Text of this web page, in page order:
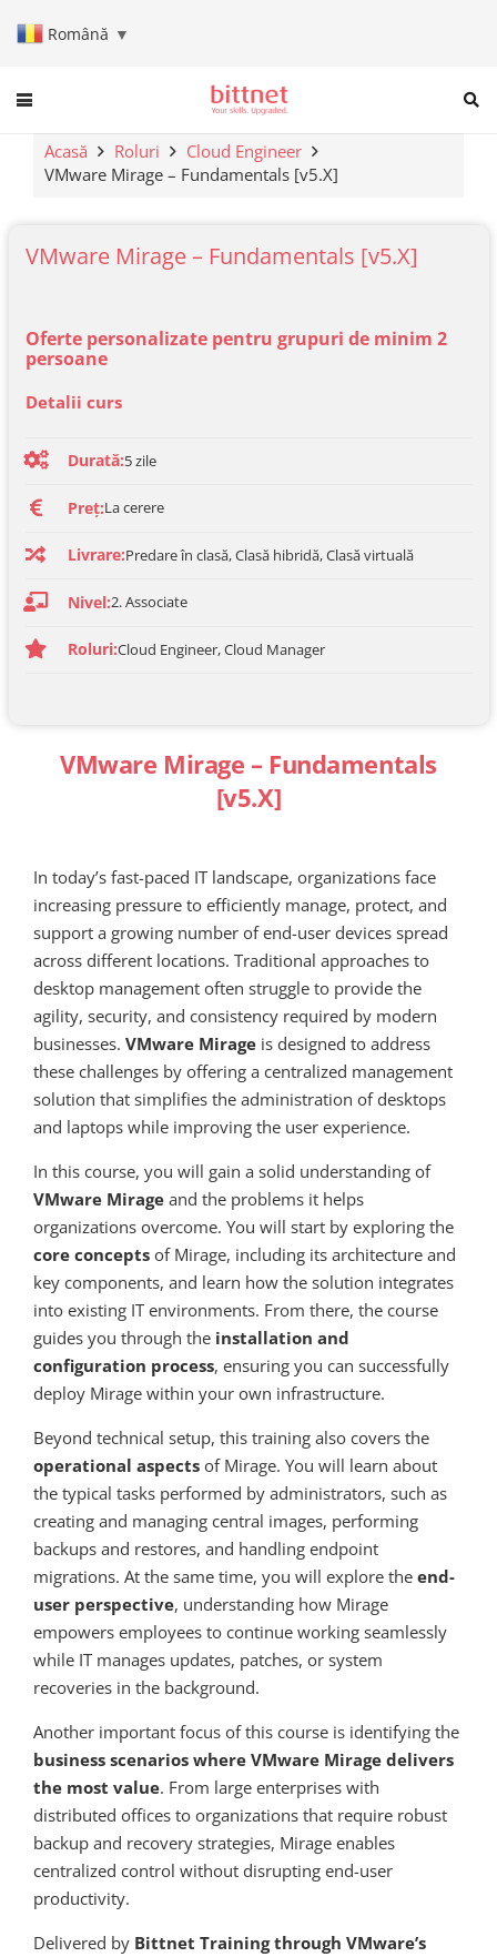
Română ▼
When autocomplete results
Acasă Roluri
Cloud Engineer
VMware Mirage – Fundamentals [v5.X]
VMware Mirage – Fundamentals
[v5.X]
In today’s fast-paced IT landscape, organizations face
increasing pressure to efficiently manage, protect, and
support a growing number of end-user devices spread
across different locations. Traditional approaches to
desktop management often struggle to provide the
agility, security, and consistency required by modern
businesses. VMware Mirage is designed to address
these challenges by offering a centralized management
solution that simplifies the administration of desktops
and laptops while improving the user experience.
In this course, you will gain a solid understanding of
VMware Mirage and the problems it helps
organizations overcome. You will start by exploring the
core concepts of Mirage, including its architecture and
key components, and learn how the solution integrates
into existing IT environments. From there, the course
guides you through the installation and
configuration process, ensuring you can successfully
deploy Mirage within your own infrastructure.
Beyond technical setup, this training also covers the
operational aspects of Mirage. You will learn about
the typical tasks performed by administrators, such as
creating and managing central images, performing
backups and restores, and handling endpoint
migrations. At the same time, you will explore the end-
user perspective, understanding how Mirage
empowers employees to continue working seamlessly
while IT manages updates, patches, or system
recoveries in the background.
Another important focus of this course is identifying the
business scenarios where VMware Mirage delivers
the most value. From large enterprises with
distributed offices to organizations that require robust
backup and recovery strategies, Mirage enables
centralized control without disrupting end-user
productivity.
Delivered by Bittnet Training through VMware’s
VMware Mirage – Fundamentals [v5.X]
Oferte personalizate pentru grupuri de minim 2
persoane
Detalii curs
Durată:5zile
Preț:La cerere
Livrare:Predare în clasă, Clasă hibridă, Clasă virtuală
Nivel:2. Associate
Roluri:Cloud Engineer, Cloud Manager